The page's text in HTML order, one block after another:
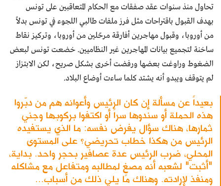
تحاول منذ سنوات عقد صفقات مع الحكام المتعاقبين على تونس
بهدف القبول باقتراحات مثل فرز ملفات طالبي اللجوء في تونس بدلاً
من أوروبا، وقبول مهاجرين أفارقة مرحّلين من أوروبا، وتركيز نقاط
ساخنة لتجميع بيانات المهاجرين غير النظاميين. خضعت تونس لبعض
الضغوط وراوغت بعضها ورفضت أخرى بشكل صريح، لكن الابتزاز
لم يتوقف ويبدو أنه يشتد كلما ساءت أوضاع البلاد.
بعيداً عن مسألة إن كان الرئيس وأعوانه هم من دبّروا
هذه الحملة أو سندوها سراً أو اكتفوا بركوبها وجني
ثمارها، هناك سؤال يفرض نفسه: ما الذي يستفيده
الرئيس من هكذا خطاب تحريضي؟ على المستوى
المحلي، ضرب الرئيس عدة عصافير بحجر واحد. بداية،
"أثبت" لشعبه أنه مصغٍ لمطالبه ومتفاعل مع مشاكله
ومنفذ لإرادته. وهناك ما يلي ذلك من أسباب...